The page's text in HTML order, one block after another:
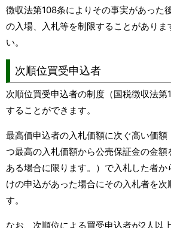
徴収法第108条によりその事実があった
の入場、入札等を制限することがありま
い。
次順位買受申込者
次順位買受申込者の制度（国税徴収法
することができます。
最高価申込者の入札価額に次ぐ高い価
つ最高の入札価額から公売保証金の金
ある場合に限ります。）で入札した者
けの申込があった場合にその入札者を次
す。
なお、次順位による買受申込者が2人以